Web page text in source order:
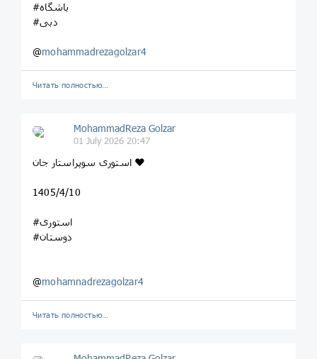
#باشگاه
#دبی
@mohammadrezagolzar4
Читать полностью…
MohammadReza Golzar
01 July 2026 20:47
استوری سوپراستار جان ❤️
1405/4/10
#استوری
#دوستان
@mohamnadrezagolzar4
Читать полностью…